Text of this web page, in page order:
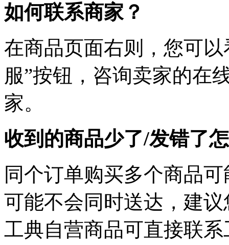
如何联系商家？
在商品页面右则，您可
服”按钮，咨询卖家的在
家。
收到的商品少了/发错了
同个订单购买多个商品
可能不会同时送达，建
工典自营商品可直接联